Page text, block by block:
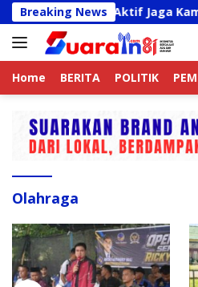
Langsung
ke
konten
Breaking News
Online Aktif Jaga Kamtibmas
Home BERITA POLITIK
Olahraga